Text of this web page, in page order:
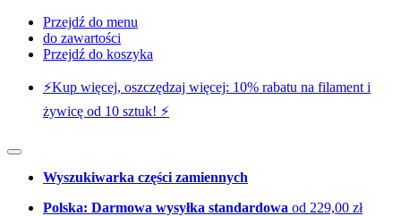
Przejdź do menu
do zawartości
Przejdź do koszyka
⚡️Kup więcej, oszczędzaj więcej: 10% rabatu na filament i
żywicę od 10 sztuk! ⚡️
Wyszukiwarka części zamiennych
Polska: Darmowa wysyłka standardowa od 229,00 zł